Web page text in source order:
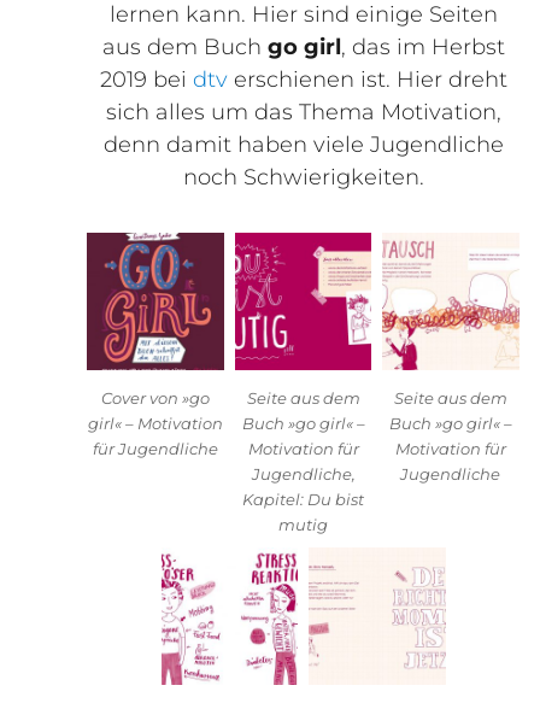
lernen kann. Hier sind einige Seiten
aus dem Buch go girl, das im Herbst
2019 bei dtverschienen ist. Hier dreht
sich alles um das Thema Motivation,
denn damit haben viele Jugendliche
noch Schwierigkeiten.
Cover von »go
girl« – Motivation
für Jugendliche
Seite aus dem
Buch »go girl« –
Motivation für
Jugendliche,
Kapitel: Du bist
mutig
Seite aus dem
Buch »go girl« –
Motivation für
Jugendliche